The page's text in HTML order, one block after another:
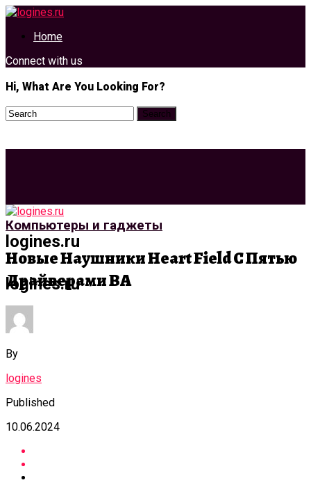
Home
Connect with us
Hi, What Are You Looking For?
logines.ru
logines.ru
Компьютеры и гаджеты
Новые Наушники Heart Field С Пятью
Драйверами BA
By
logines
Published
10.06.2024